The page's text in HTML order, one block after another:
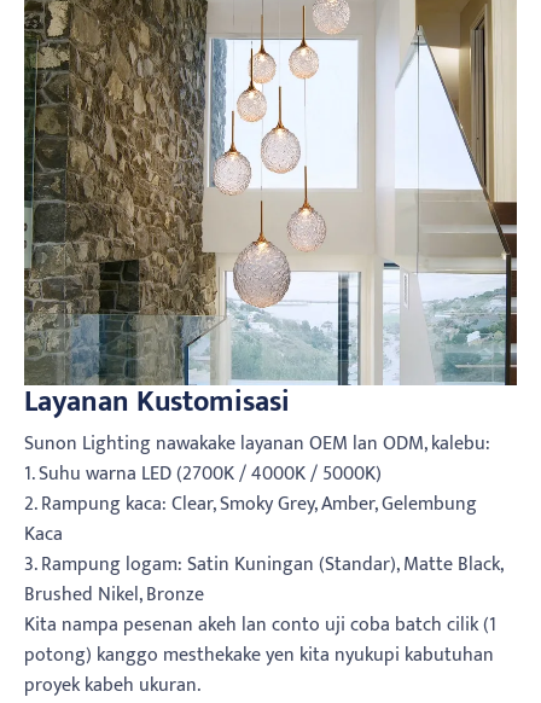
Layanan Kustomisasi
Sunon Lighting nawakake layanan OEM lan ODM, kalebu:
1. Suhu warna LED (2700K / 4000K / 5000K)
2. Rampung kaca: Clear, Smoky Grey, Amber, Gelembung
Kaca
3. Rampung logam: Satin Kuningan (Standar), Matte Black,
Brushed Nikel, Bronze
Kita nampa pesenan akeh lan conto uji coba batch cilik (1
potong) kanggo mesthekake yen kita nyukupi kabutuhan
proyek kabeh ukuran.